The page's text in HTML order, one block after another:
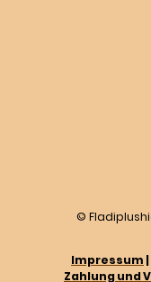
©
Impressum |
Zahlung und